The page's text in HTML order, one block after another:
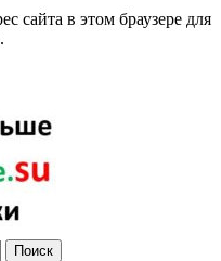
сайта в этом браузере для